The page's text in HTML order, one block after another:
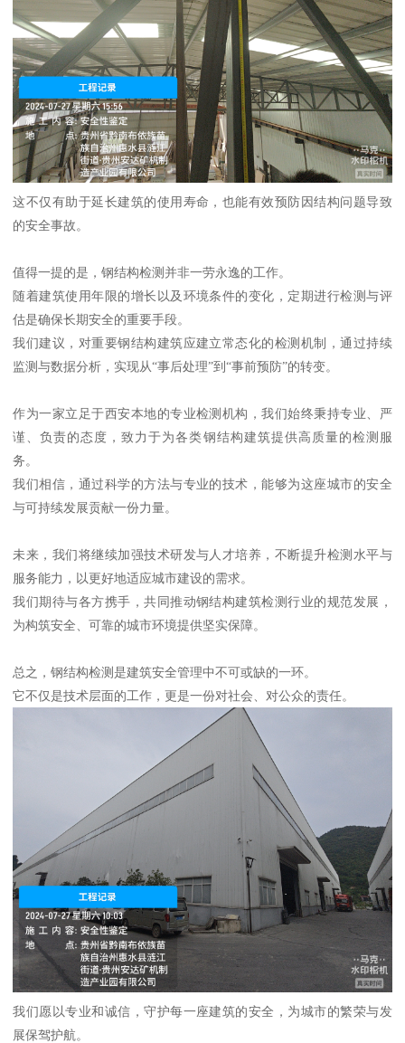
这不仅有助于延长建筑的使用寿命，也能有效预防因结构问题导致
的安全事故。
值得一提的是，钢结构检测并非一劳永逸的工作。
随着建筑使用年限的增长以及环境条件的变化，定期进行检测与评
估是确保长期安全的重要手段。
我们建议，对重要钢结构建筑应建立常态化的检测机制，通过持续
监测与数据分析，实现从“事后处理”到“事前预防”的转变。
作为一家立足于西安本地的专业检测机构，我们始终秉持专业、严
谨、负责的态度，致力于为各类钢结构建筑提供高质量的检测服
务。
我们相信，通过科学的方法与专业的技术，能够为这座城市的安全
与可持续发展贡献一份力量。
未来，我们将继续加强技术研发与人才培养，不断提升检测水平与
服务能力，以更好地适应城市建设的需求。
我们期待与各方携手，共同推动钢结构建筑检测行业的规范发展，
为构筑安全、可靠的城市环境提供坚实保障。
总之，钢结构检测是建筑安全管理中不可或缺的一环。
它不仅是技术层面的工作，更是一份对社会、对公众的责任。
我们愿以专业和诚信，守护每一座建筑的安全，为城市的繁荣与发
展保驾护航。